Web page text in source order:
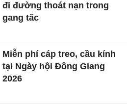
đi đường thoát nạn trong
gang tấc
Miễn phí cáp treo, cầu kính
tại Ngày hội Đông Giang
2026